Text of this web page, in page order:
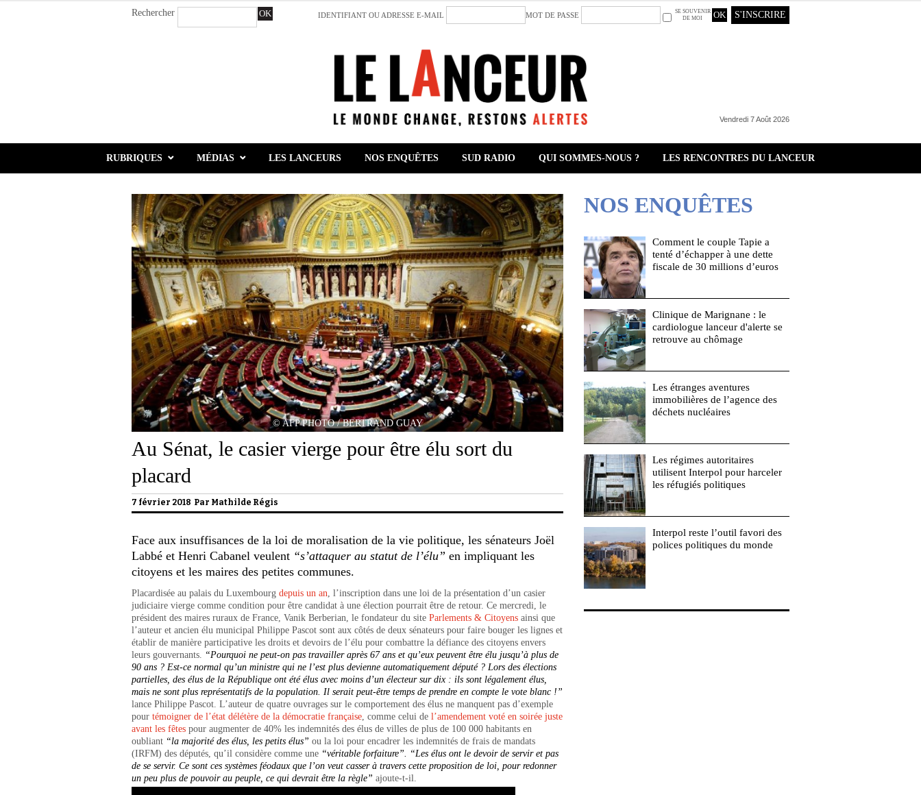
IDENTIFIANT OU ADRESSE E-MAIL MOT DE PASSE
SE SOUVENIR
DE MOI
S'INSCRIRE
Rechercher OK
Vendredi 7 Août 2026
RUBRIQUES MÉDIAS LES LANCEURS NOS ENQUÊTES SUD RADIO QUI SOMMES-NOUS ? LES RENCONTRES DU LANCEUR
© AFP PHOTO / BERTRAND GUAY
Au Sénat, le casier vierge pour être élu sort du
placard
7 février 2018 Par Mathilde Régis
Face aux insuffisances de la loi de moralisation de la vie politique, les sénateurs Joël
Labbé et Henri Cabanel veulent “s’attaquer au statut de l’élu” en impliquant les
citoyens et les maires des petites communes.
Placardisée au palais du Luxembourg depuis un an, l’inscription dans une loi de la présentation d’un casier
judiciaire vierge comme condition pour être candidat à une élection pourrait être de retour. Ce mercredi, le
président des maires ruraux de France, Vanik Berberian, le fondateur du site Parlements & Citoyens ainsi que
l’auteur et ancien élu municipal Philippe Pascot sont aux côtés de deux sénateurs pour faire bouger les lignes et
établir de manière participative les droits et devoirs de l’élu pour combattre la défiance des citoyens envers
leurs gouvernants. “Pourquoi ne peut-on pas travailler après 67 ans et qu’eux peuvent être élu jusqu’à plus de
90 ans ? Est-ce normal qu’un ministre qui ne l’est plus devienne automatiquement député ? Lors des élections
partielles, des élus de la République ont été élus avec moins d’un électeur sur dix : ils sont légalement élus,
mais ne sont plus représentatifs de la population. Il serait peut-être temps de prendre en compte le vote blanc !”
lance Philippe Pascot. L’auteur de quatre ouvrages sur le comportement des élus ne manquent pas d’exemple
pour témoigner de l’état délétère de la démocratie française, comme celui de l’amendement voté en soirée juste
avant les fêtes pour augmenter de 40% les indemnités des élus de villes de plus de 100 000 habitants en
oubliant “la majorité des élus, les petits élus” ou la loi pour encadrer les indemnités de frais de mandats
(IRFM) des députés, qu’il considère comme une “véritable forfaiture”. “Les élus ont le devoir de servir et pas
de se servir. Ce sont ces systèmes féodaux que l’on veut casser à travers cette proposition de loi, pour redonner
un peu plus de pouvoir au peuple, ce qui devrait être la règle” ajoute-t-il.
NOS ENQUÊTES
Comment le couple Tapie a
tenté d’échapper à une dette
fiscale de 30 millions d’euros
Clinique de Marignane : le
cardiologue lanceur d'alerte se
retrouve au chômage
Les étranges aventures
immobilières de l’agence des
déchets nucléaires
Les régimes autoritaires
utilisent Interpol pour harceler
les réfugiés politiques
Interpol reste l’outil favori des
polices politiques du monde